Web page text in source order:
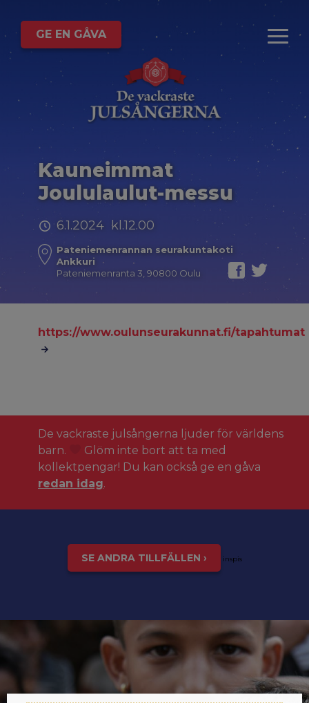
GE EN GÅVA
Kauneimmat
Joululaulut-messu
6.1.2024 kl.12.00
Pateniemenrannan seurakuntakoti
Ankkuri
Pateniemenranta 3, 90800 Oulu
https://www.oulunseurakunnat.fi/tapahtumat
De vackraste julsångerna ljuder för världens
barn.
Glöm inte bort att ta med
kollektpengar! Du kan också ge en gåva
redan idag.
SE ANDRA TILLFÄLLEN › inspis